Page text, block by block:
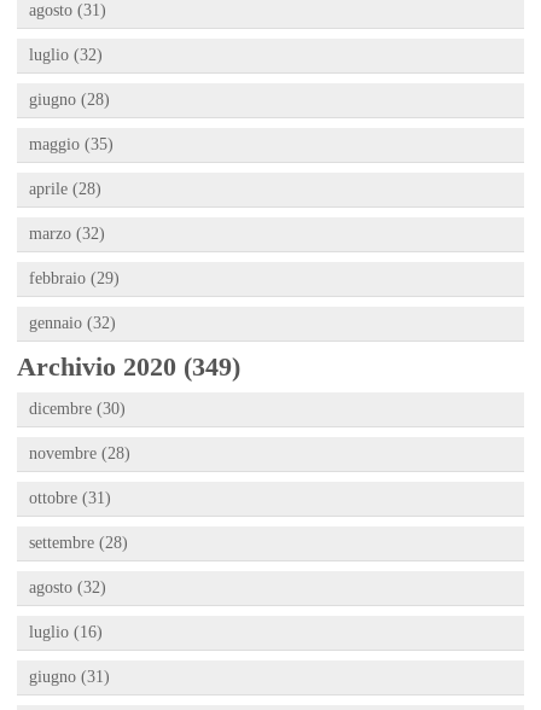
agosto (31)
luglio (32)
giugno (28)
maggio (35)
aprile (28)
marzo (32)
febbraio (29)
gennaio (32)
Archivio 2020 (349)
dicembre (30)
novembre (28)
ottobre (31)
settembre (28)
agosto (32)
luglio (16)
giugno (31)